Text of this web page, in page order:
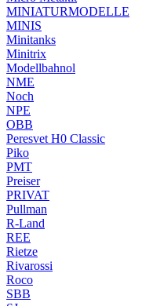
MINIATURMODELLE
MINIS
Minitanks
Minitrix
Modellbahnol
NME
Noch
NPE
OBB
Peresvet H0 Classic
Piko
PMT
Preiser
PRIVAT
Pullman
R-Land
REE
Rietze
Rivarossi
Roco
SBB